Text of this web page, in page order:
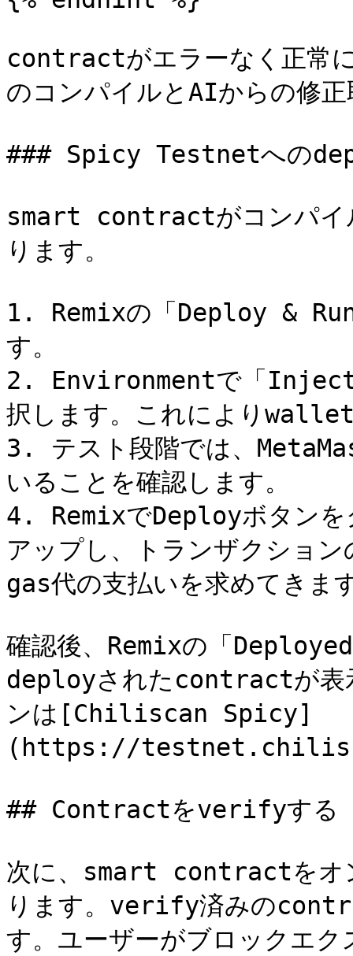
contractがエラーなく正常
のコンパイルとAIからの修
### Spicy Testnetへの
smart contractがコンパイ
ります。
1. Remixの「Deploy &
す。
2. Environmentで「
択します。これにより
3. テスト段階では、
いることを確認します。
4. RemixでDeployボタン
アップし、トランザクショ
gas代の支払いを求めてきま
確認後、Remixの「
deployされたcontractが表
ンは[Chiliscan Spicy]
(https://
## Contractをverifyする
次に、smart contractをオ
ります。verify済みの
す。ユーザーがブロックエ